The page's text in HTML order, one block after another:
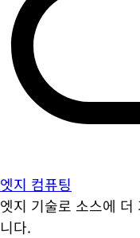
엣지 컴퓨팅
엣지 기술로 소스에
니다.